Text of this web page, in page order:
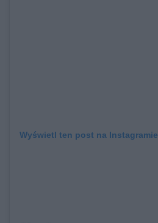
Wyświetl ten post na Instagramie